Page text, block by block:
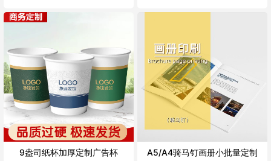
9盎司纸杯加厚定制广告杯 A5/A4骑马钉画册小批量定制